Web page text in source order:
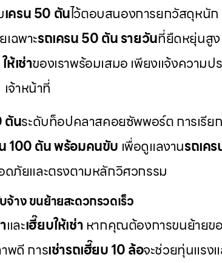
เครน 50 ตันไว้ตอบสนองการยกวัสดุหนั
ฉพาะรถเครน 50 ตัน รายวันที่ยืดหยุ่นสูง
ห้เช่าของเราพร้อมเสมอ เพียงแจ้งความป
เจ้าหน้าที่
ตันระดับท็อปคลาสคอยซัพพอร์ต การเรีย
100 ตัน พร้อมคนขับ เพื่อดูแลงานรถเค
ภัยและตรงตามหลักวิศวกรรม
จ้าง ขนย้ายสะดวกรวดเร็ว
และเฮี๊ยบให้เช่าหากคุณต้องการขนย้ายข
พดี การเช่ารถเฮี๊ยบ 10 ล้อจะช่วยทุ่นแรง